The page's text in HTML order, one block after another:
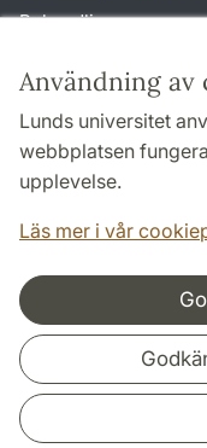
Användning av
Lunds universitet
webbplatsen
upplevelse.
Läs mer i vår
Behandling av
TYPO3-login
Följ oss i sociala